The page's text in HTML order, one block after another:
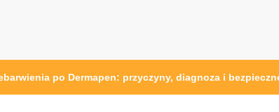
po Dermapen: przyczyny, diagnoza i